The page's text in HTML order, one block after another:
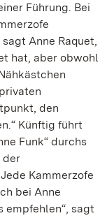
Führung. Bei
Anne Raquet,
hat, aber obwohl
den
Künftig führt
Funk“ durchs
der
Kammerzofe
bei Anne
empfehlen“, sagt